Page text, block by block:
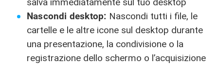
Nascondi desktop: Nascondi tutti i file, le
cartelle e le altre icone sul desktop durante
una presentazione, la condivisione o la
registrazione dello schermo o l’acquisizione